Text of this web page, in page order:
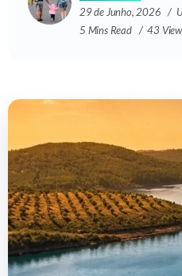
29 de Junho, 2026
5 Mins Read
43